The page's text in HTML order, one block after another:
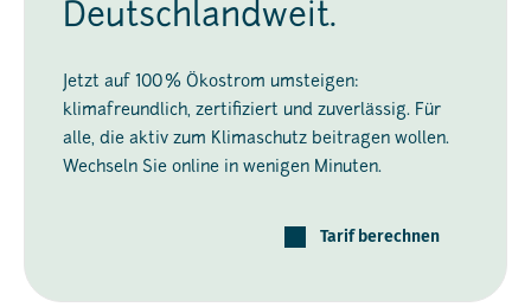
Deutschlandweit.
Jetzt auf 100 % Ökostrom umsteigen:
klimafreundlich, zertifiziert und zuverlässig. Für
alle, die aktiv zum Klimaschutz beitragen wollen.
Wechseln Sie online in wenigen Minuten.
Tarif berechnen